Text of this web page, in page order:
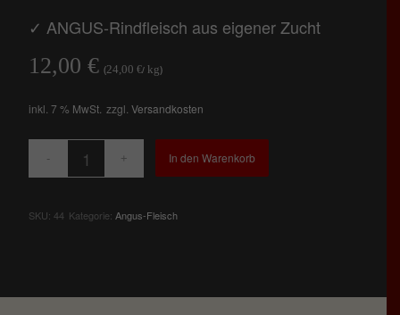
✓ ANGUS-Rindfleisch aus eigener Zucht
12,00€ (24,00€/ kg)
inkl. 7 % MwSt. zzgl.Versandkosten
In den Warenkorb
SKU: 44 Kategorie:Angus-Fleisch